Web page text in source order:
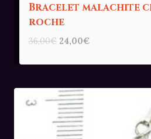
Bracelet malachite
roche
36,00€ Le
initial
36,00€.
24,00€Le
actuel